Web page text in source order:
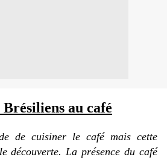
au café
de cuisiner le café mais cette
découverte. La présence du café